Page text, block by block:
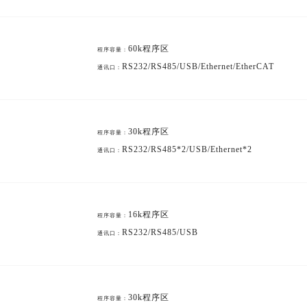
程序容量： 60k程序区
通讯口： RS232/RS485/USB/Ethernet/EtherCAT
程序容量： 30k程序区
通讯口： RS232/RS485*2/USB/Ethernet*2
程序容量： 16k程序区
通讯口： RS232/RS485/USB
程序容量： 30k程序区